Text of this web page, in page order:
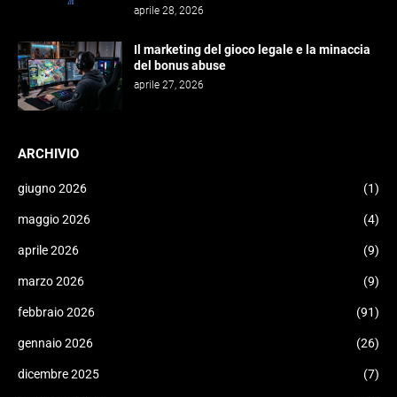
aprile 28, 2026
Il marketing del gioco legale e la minaccia
del bonus abuse
aprile 27, 2026
ARCHIVIO
giugno 2026 (1)
maggio 2026 (4)
aprile 2026 (9)
marzo 2026 (9)
febbraio 2026 (91)
gennaio 2026 (26)
dicembre 2025 (7)